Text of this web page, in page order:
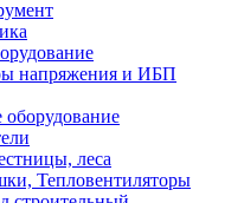
напряжения и ИБП
оборудование
леса
Тепловентиляторы